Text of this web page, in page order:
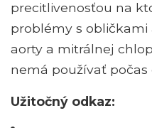
precitlivenosťou na
problémy s obličkami
aorty a mitrálnej
nemá používať počas
Užitočný odkaz: